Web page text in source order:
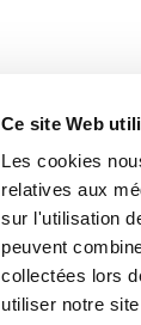
Ce site Web
Les cookies
relatives aux
sur l'utilisation
peuvent
collectées lors
utiliser notre